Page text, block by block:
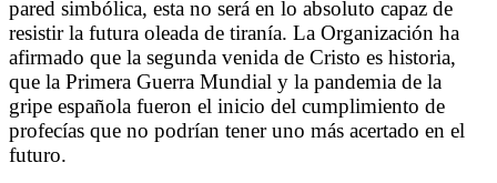
pared simbólica, esta no será en lo absoluto capaz de
resistir la futura oleada de tiranía. La Organización ha
afirmado que la segunda venida de Cristo es historia,
que la Primera Guerra Mundial y la pandemia de la
gripe española fueron el inicio del cumplimiento de
profecías que no podrían tener uno más acertado en el
futuro.